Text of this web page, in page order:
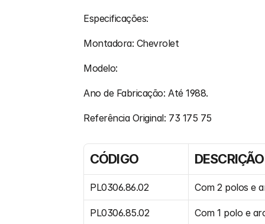
Especificações:
Montadora: Chevrolet
Modelo:
Ano de Fabricação: Até 1988.
Referência Original: 73 175 75
CÓDIGO DESCRIÇÃO
PL0306.86.02 Com 2 polos e
PL0306.85.02 Com 1 polo e